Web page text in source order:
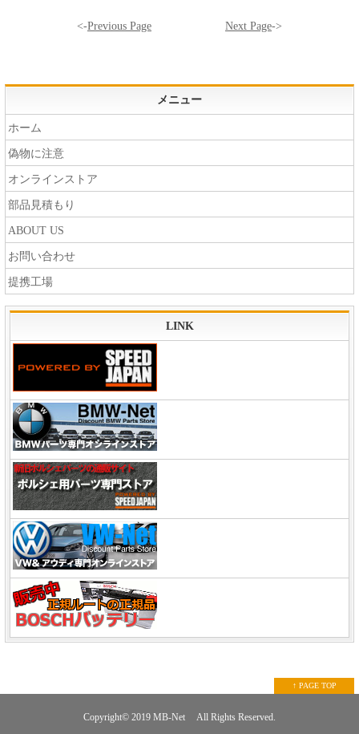
<-Previous Page Next Page->
メニュー
ホーム
偽物に注意
オンラインストア
部品見積もり
ABOUT US
お問い合わせ
提携工場
LINK
↑ PAGE TOP
Copyright© 2019 MB-Net All Rights Reserved.